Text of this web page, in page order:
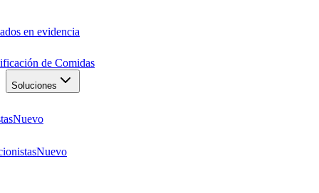
en evidencia
de Comidas
Soluciones
Nuevo
Nuevo